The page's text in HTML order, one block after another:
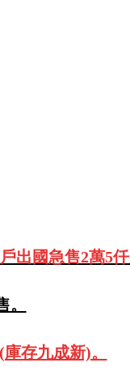
出國急售2萬5仟
存九成新)。